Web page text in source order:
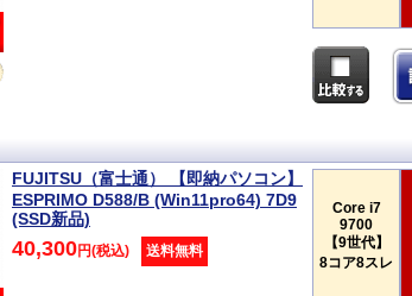
FUJITSU（富士通） 【即納パソコン】
ESPRIMO D588/B (Win11pro64) 7D9
(SSD新品)
40,300円(税込) 送料無料
Core i7
9700
【9世代】
8コア8スレ